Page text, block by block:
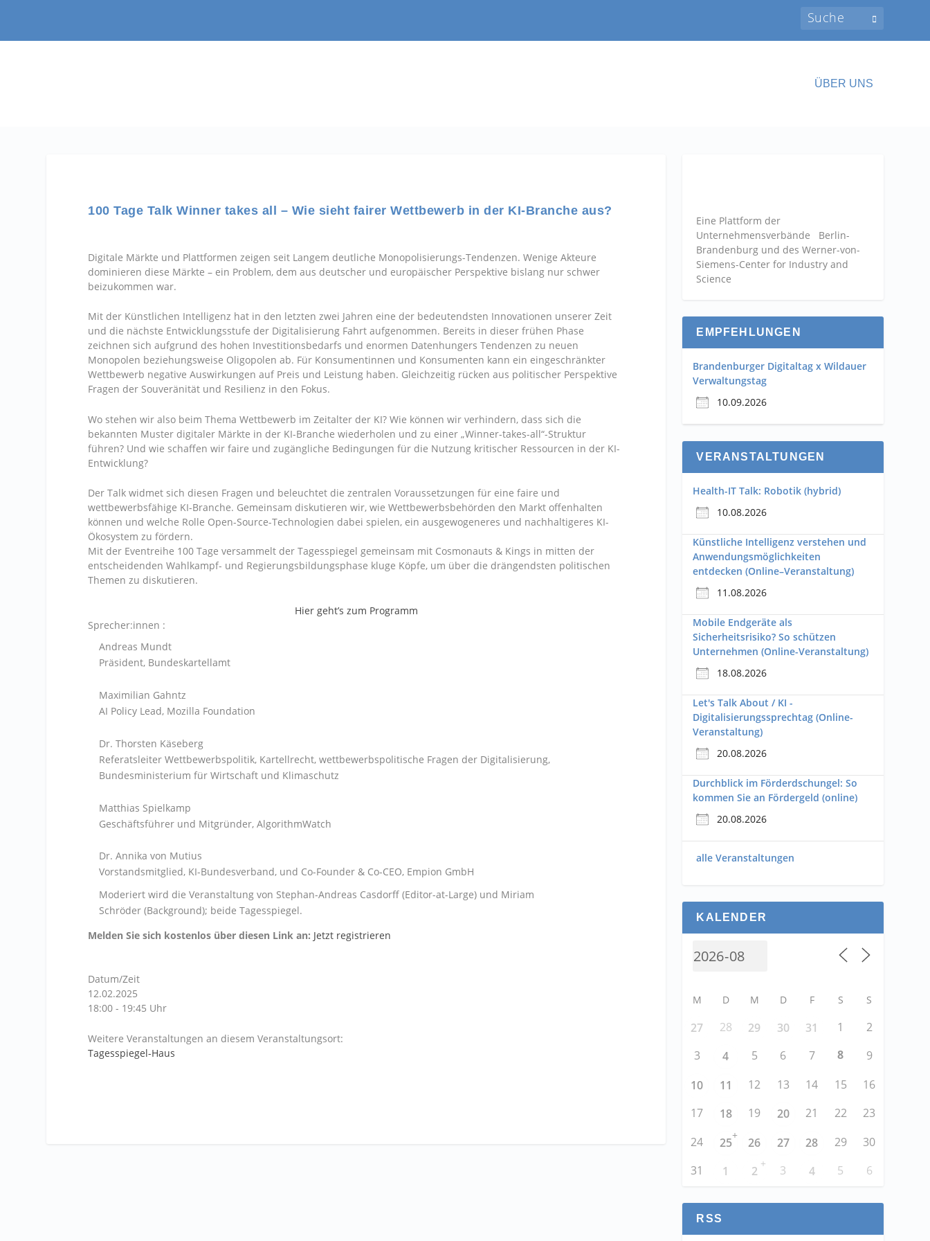
ÜBER UNS
100 Tage Talk Winner takes all – Wie sieht fairer Wettbewerb in der KI-Branche aus?
Digitale Märkte und Plattformen zeigen seit Langem deutliche Monopolisierungs-Tendenzen. Wenige Akteure
dominieren diese Märkte – ein Problem, dem aus deutscher und europäischer Perspektive bislang nur schwer
beizukommen war.
Mit der Künstlichen Intelligenz hat in den letzten zwei Jahren eine der bedeutendsten Innovationen unserer Zeit
und die nächste Entwicklungsstufe der Digitalisierung Fahrt aufgenommen. Bereits in dieser frühen Phase
zeichnen sich aufgrund des hohen Investitionsbedarfs und enormen Datenhungers Tendenzen zu neuen
Monopolen beziehungsweise Oligopolen ab. Für Konsumentinnen und Konsumenten kann ein eingeschränkter
Wettbewerb negative Auswirkungen auf Preis und Leistung haben. Gleichzeitig rücken aus politischer Perspektive
Fragen der Souveränität und Resilienz in den Fokus.
Wo stehen wir also beim Thema Wettbewerb im Zeitalter der KI? Wie können wir verhindern, dass sich die
bekannten Muster digitaler Märkte in der KI-Branche wiederholen und zu einer „Winner-takes-all“-Struktur
führen? Und wie schaffen wir faire und zugängliche Bedingungen für die Nutzung kritischer Ressourcen in der KI-
Entwicklung?
Der Talk widmet sich diesen Fragen und beleuchtet die zentralen Voraussetzungen für eine faire und
wettbewerbsfähige KI-Branche. Gemeinsam diskutieren wir, wie Wettbewerbsbehörden den Markt offenhalten
können und welche Rolle Open-Source-Technologien dabei spielen, ein ausgewogeneres und nachhaltigeres KI-
Ökosystem zu fördern.
Mit der Eventreihe 100 Tage versammelt der Tagesspiegel gemeinsam mit Cosmonauts & Kings in mitten der
entscheidenden Wahlkampf- und Regierungsbildungsphase kluge Köpfe, um über die drängendsten politischen
Themen zu diskutieren.
Hier geht’s zum Programm
Sprecher:innen :
Andreas Mundt
Präsident, Bundeskartellamt
Maximilian Gahntz
AI Policy Lead, Mozilla Foundation
Dr. Thorsten Käseberg
Referatsleiter Wettbewerbspolitik, Kartellrecht, wettbewerbspolitische Fragen der Digitalisierung,
Bundesministerium für Wirtschaft und Klimaschutz
Matthias Spielkamp
Geschäftsführer und Mitgründer, AlgorithmWatch
Dr. Annika von Mutius
Vorstandsmitglied, KI-Bundesverband, und Co-Founder & Co-CEO, Empion GmbH
Moderiert wird die Veranstaltung von Stephan-Andreas Casdorff (Editor-at-Large) und Miriam
Schröder (Background); beide Tagesspiegel.
Melden Sie sich kostenlos über diesen Link an: Jetzt registrieren
Datum/Zeit
12.02.2025
18:00 - 19:45 Uhr
Weitere Veranstaltungen an diesem Veranstaltungsort:
Tagesspiegel-Haus
Eine Plattform der
Unternehmensverbände Berlin-
Brandenburg und des Werner-von-
Siemens-Center for Industry and
Science
EMPFEHLUNGEN
Brandenburger Digitaltag x Wildauer
Verwaltungstag
10.09.2026
VERANSTALTUNGEN
Health-IT Talk: Robotik (hybrid)
10.08.2026
Künstliche Intelligenz verstehen und
Anwendungsmöglichkeiten
entdecken (Online–Veranstaltung)
11.08.2026
Mobile Endgeräte als
Sicherheitsrisiko? So schützen
Unternehmen (Online-Veranstaltung)
18.08.2026
Let's Talk About / KI -
Digitalisierungssprechtag (Online-
Veranstaltung)
20.08.2026
Durchblick im Förderdschungel: So
kommen Sie an Fördergeld (online)
20.08.2026
alle Veranstaltungen
KALENDER
M D M D F S S
27 28 29 30 31 1
2
3
4 5 6 7 8
9
10
11 12 13 14 15
16
17
18 19 20 21 22
23
24
25
+
26 27 28 29
30
31
1 2
+ 3 4 5 6
RSS